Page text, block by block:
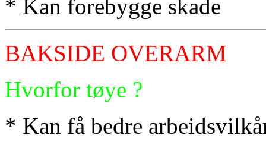
* Kan forebygge skade
BAKSIDE OVERARM
Hvorfor tøye ?
* Kan få bedre